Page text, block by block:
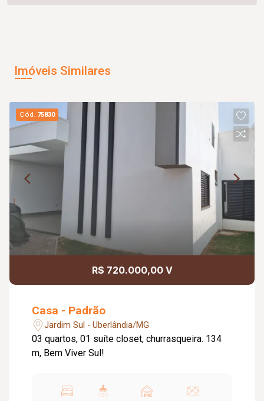
Imóveis Similares
Cód. 75830
R$ 720.000,00 V
Casa - Padrão
Jardim Sul - Uberlândia/MG
03 quartos, 01 suíte closet, churrasqueira. 134
m, Bem Viver Sul!